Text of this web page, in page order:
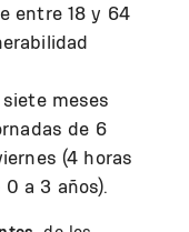
entre 18 y 64
meses
de 6
(4 horas
a 3 años).